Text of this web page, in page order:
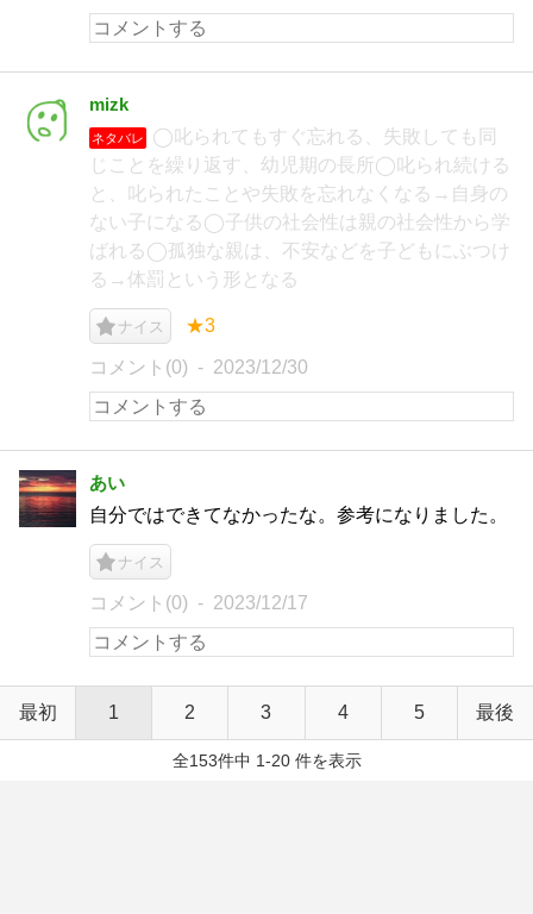
mizk
ネタバレ
◯叱られてもすぐ忘れる、失敗しても同
じことを繰り返す、幼児期の長所◯叱られ続ける
と、叱られたことや失敗を忘れなくなる→自身の
ない子になる◯子供の社会性は親の社会性から学
ばれる◯孤独な親は、不安などを子どもにぶつけ
る→体罰という形となる
ナイス ★3
コメント(0) 2023/12/30
あい
自分ではできてなかったな。参考になりました。
ナイス
コメント(0) 2023/12/17
最初 1 2 3 4 5 最後
全153件中 1-20 件を表示